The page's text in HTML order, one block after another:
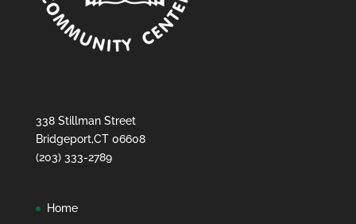
338 Stillman Street
Bridgeport,CT 06608
(203) 333-2789
Home